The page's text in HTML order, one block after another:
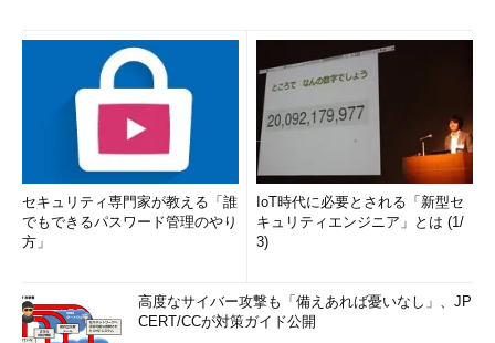
セキュリティ専門家が教える「誰
でもできるパスワード管理のやり
方」
IoT時代に必要とされる「新型セ
キュリティエンジニア」とは (1/
3)
高度なサイバー攻撃も「備えあれば憂いなし」、JP
CERT/CCが対策ガイド公開